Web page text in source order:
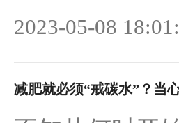
2023-05-08
减肥就必须“戒碳水”？当